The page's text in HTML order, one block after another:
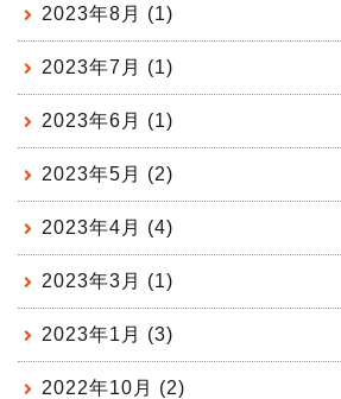
2023年8月 (1)
2023年7月 (1)
2023年6月 (1)
2023年5月 (2)
2023年4月 (4)
2023年3月 (1)
2023年1月 (3)
2022年10月 (2)